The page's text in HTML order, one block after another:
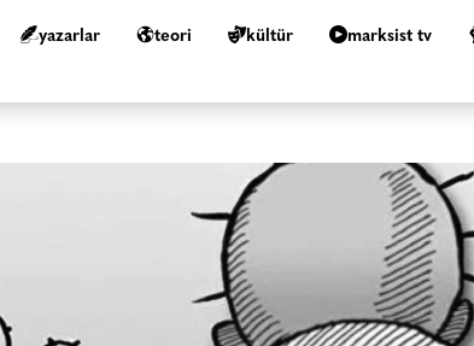
yazarlar teori kültür marksist tv